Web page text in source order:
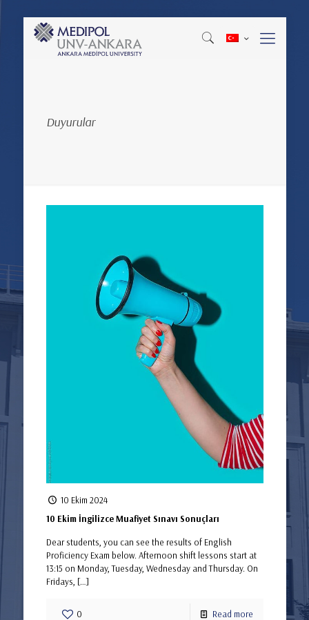
Duyurular
10 Ekim 2024
10 Ekim İngilizce Muafiyet Sınavı Sonuçları
Dear students, you can see the results of English
Proficiency Exam below. Afternoon shift lessons start at
13:15 on Monday, Tuesday, Wednesday and Thursday. On
Fridays, […]
0 Read more